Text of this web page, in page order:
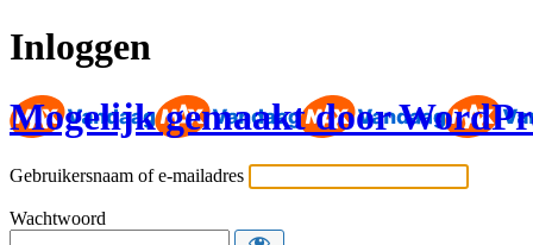
Inloggen
Mogelijk gemaakt door
Gebruikersnaam of e-mailadres
Wachtwoord